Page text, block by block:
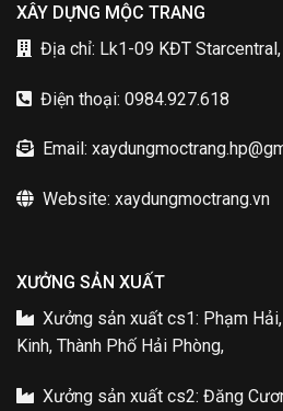
XÂY DỰNG MỘC TRANG
Địa chỉ: Lk1-09 KĐT
Điện thoại: 0984.927.618
Email:
Website: xaydungmoctrang.vn
XƯỞNG SẢN XUẤT
Xưởng sản xuất cs1: Phạm
Kinh, Thành Phố Hải Phòng,
Xưởng sản xuất cs2: Đăng